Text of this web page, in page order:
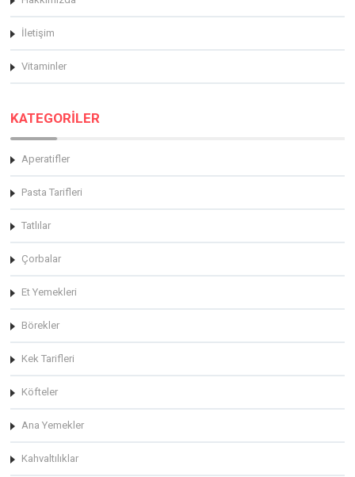
İletişim
Vitaminler
KATEGORİLER
Aperatifler
Pasta Tarifleri
Tatlılar
Çorbalar
Et Yemekleri
Börekler
Kek Tarifleri
Köfteler
Ana Yemekler
Kahvaltılıklar